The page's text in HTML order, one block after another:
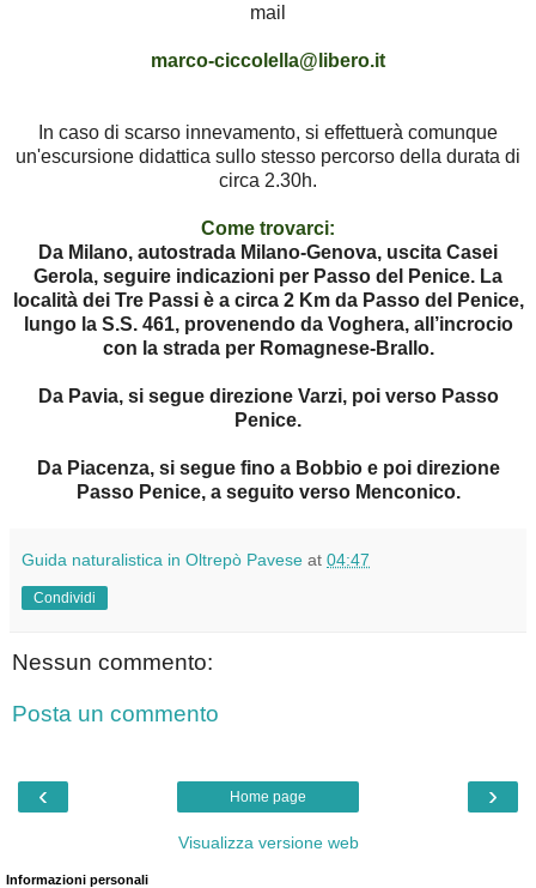
mail
marco-ciccolella@libero.it
In caso di scarso innevamento, si effettuerà comunque
un'escursione didattica sullo stesso percorso della durata di
circa 2.30h.
Come trovarci:
Da Milano, autostrada Milano-Genova, uscita Casei
Gerola, seguire indicazioni per Passo del Penice. La
località dei Tre Passi è a circa 2 Km da Passo del Penice,
lungo la S.S. 461, provenendo da Voghera, all’incrocio
con la strada per Romagnese-Brallo.
Da Pavia, si segue direzione Varzi, poi verso Passo
Penice.
Da Piacenza, si segue fino a Bobbio e poi direzione
Passo Penice, a seguito verso Menconico.
Guida naturalistica in Oltrepò Pavese at 04:47
Condividi
Nessun commento:
Posta un commento
‹ ›
Home page
Visualizza versione web
Informazioni personali